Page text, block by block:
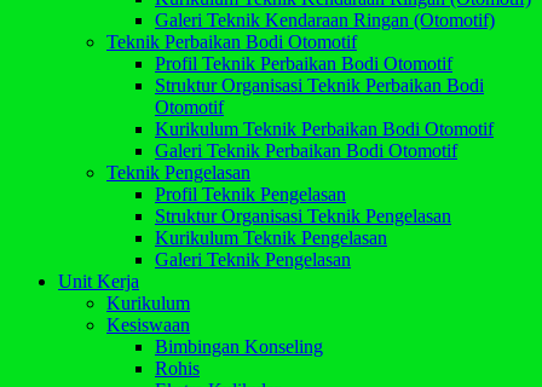
Galeri Teknik Kendaraan Ringan (Otomotif)
Teknik Perbaikan Bodi Otomotif
Profil Teknik Perbaikan Bodi Otomotif
Struktur Organisasi Teknik Perbaikan Bodi
Otomotif
Kurikulum Teknik Perbaikan Bodi Otomotif
Galeri Teknik Perbaikan Bodi Otomotif
Teknik Pengelasan
Profil Teknik Pengelasan
Struktur Organisasi Teknik Pengelasan
Kurikulum Teknik Pengelasan
Galeri Teknik Pengelasan
Unit Kerja
Kurikulum
Kesiswaan
Bimbingan Konseling
Rohis